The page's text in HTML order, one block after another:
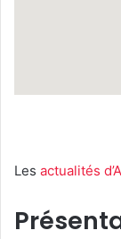
Les actualités